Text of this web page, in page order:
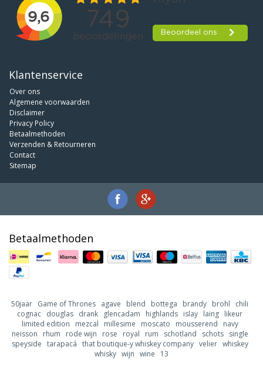
Klantenservice
Over ons
Algemene voorwaarden
Disclaimer
Privacy Policy
Betaalmethoden
Verzenden & Retourneren
Contact
Sitemap
Betaalmethoden
50jaar Game of Thrones agave blend bottega brandy brohl
chili
cognac douglas drank glencadam highlands islay laing likeur
limited edition
mezcal millesime moscato mousserend
navy
neisson
rhum rode wijn rose royal rum schotland schots
single
speyside tarapacá that boutique-y whiskey company velier whiskey
whisky wijn wine 13